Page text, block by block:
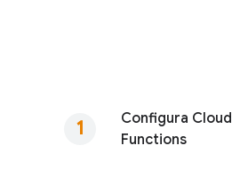
Configura Cloud
Functions